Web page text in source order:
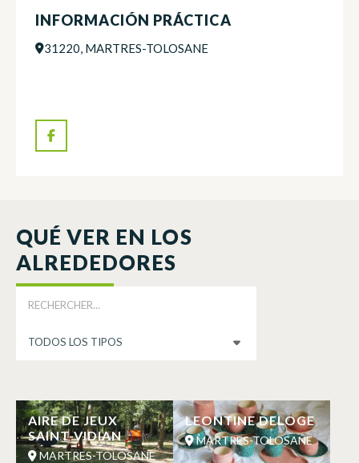
INFORMACIÓN PRÁCTICA
31220, MARTRES-TOLOSANE
QUÉ VER EN LOS
ALREDEDORES
AIRE DE JEUX
SAINT-VIDIAN
MARTRES-TOLOSANE
LEONTINE DELOGE
MARTRES-TOLOSANE